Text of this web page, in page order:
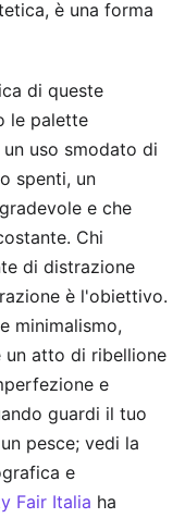
è una forma
di queste
le palette
uso smodato di
spenti, un
e che
Chi
di distrazione
è l'obiettivo.
minimalismo,
atto di ribellione
e
guardi il tuo
pesce; vedi la
e
Fair Italia ha